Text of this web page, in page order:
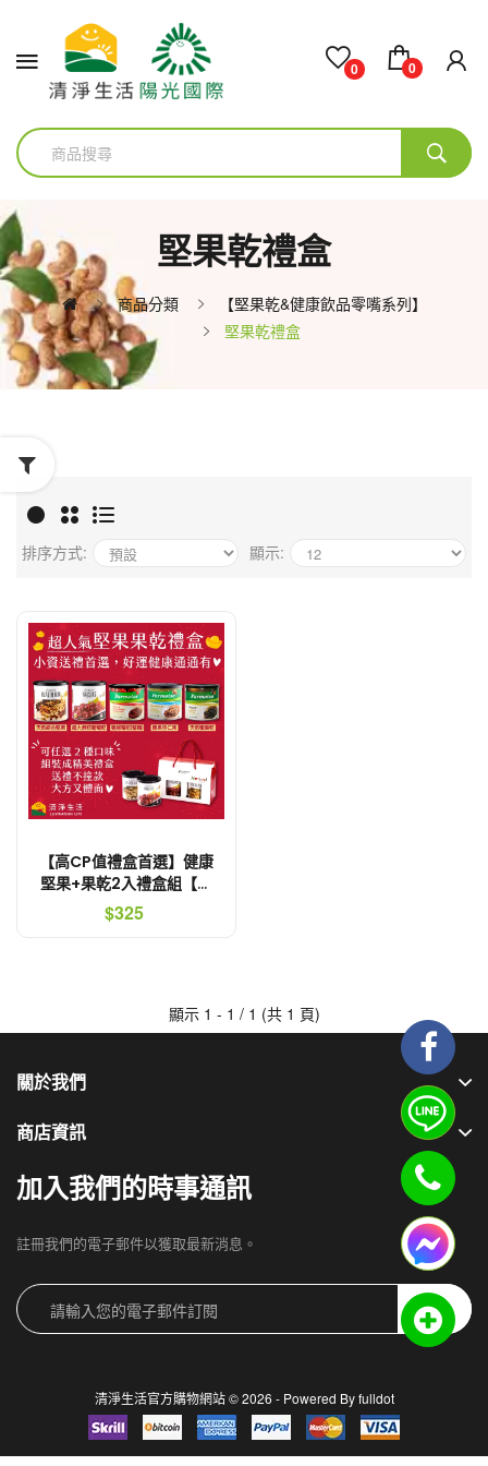
0 0
堅果乾禮盒
商品分類
【堅果乾&健康飲品零嘴系列】
堅果乾禮盒
排序方式: 顯示:
【高CP值禮盒首選】健康
堅果+果乾2入禮盒組【最
低79折! 天然綜合堅果、
超大無籽葡萄乾、整顆蔓
$325
顯示 1 - 1 / 1 (共 1 頁)
關於我們
商店資訊
加入我們的時事通訊
註冊我們的電子郵件以獲取最新消息。
訂閱
清淨生活官方購物網站 © 2026 - Powered Byfulldot